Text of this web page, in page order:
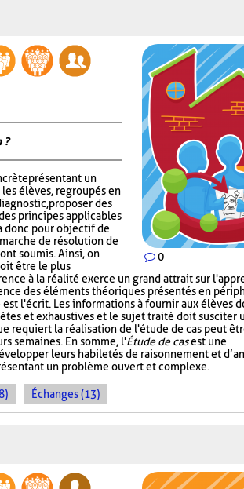
0
?
présentant un
élèves, regroupés en
proposer des
principes applicables
donc pour objectif de
de résolution de
soumis. Ainsi, on
être le plus
à la réalité exerce un grand attrait sur
des éléments théoriques présentés en
l'écrit. Les informations à fournir aux élèves
et exhaustives et le sujet traité doit susciter
requiert la réalisation de l'étude de cas peut
semaines. En somme, l'Étude de casest une
leurs habiletés de raisonnement et
un problème ouvert et complexe.
Échanges (13)